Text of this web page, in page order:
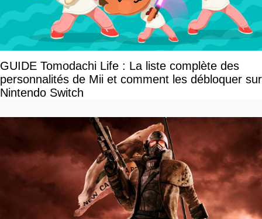
GUIDE Tomodachi Life : La liste complète des
personnalités de Mii et comment les débloquer sur
Nintendo Switch